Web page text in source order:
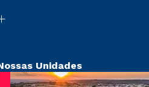
Unidades